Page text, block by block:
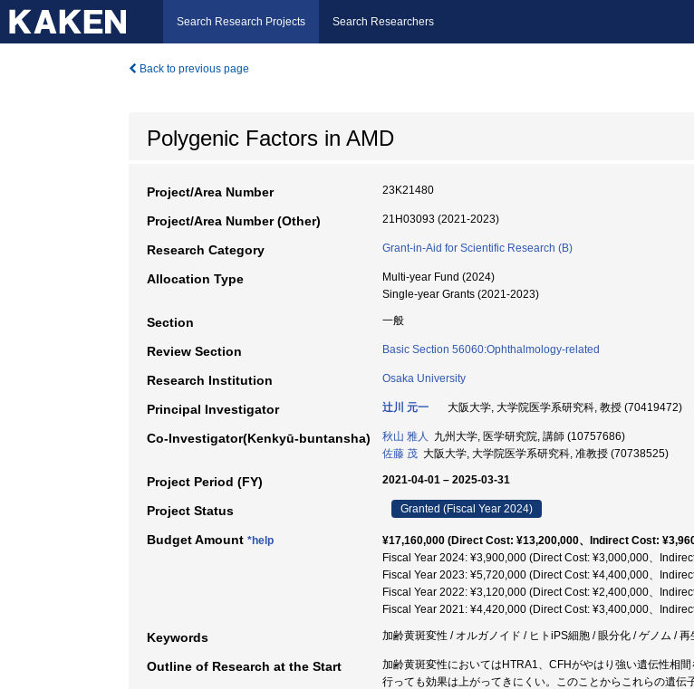
Search Research Projects Search Researchers
Back to previous page
Polygenic Factors in AMD
Project/Area Number 23K21480
Project/Area Number (Other) 21H03093 (2021-2023)
Research Category Grant-in-Aid for Scientific Research (B)
Allocation Type
Multi-year Fund (2024)
Single-year Grants (2021-2023)
Section 一般
Review Section Basic Section 56060:Ophthalmology-related
Research Institution Osaka University
Principal Investigator 辻川 元一 大阪大学, 大学院医学系研究科, 教授 (70419472)
Co-Investigator(Kenkyū-buntansha) 秋山 雅人
九州大学, 医学研究院, 講師 (10757686)
佐藤 茂 大阪大学, 大学院医学系研究科, 准教授 (70738525)
Project Period (FY) 2021-04-01 – 2025-03-31
Project Status Granted (Fiscal Year 2024)
Budget Amount *help
¥17,160,000 (Direct Cost: ¥13,200,000、Indirect Cost:
Fiscal Year 2024: ¥3,900,000 (Direct Cost: ¥3,000,000、
Fiscal Year 2023: ¥5,720,000 (Direct Cost: ¥4,400,000、
Fiscal Year 2022: ¥3,120,000 (Direct Cost: ¥2,400,000、
Fiscal Year 2021: ¥4,420,000 (Direct Cost: ¥3,400,000、
Keywords 加齢黄斑変性 / オルガノイド / ヒトiPS細胞 / 眼分化 / ゲノム /
Outline of Research at the Start
加齢黄斑変性においてはHTRA1、CFHがやはり強い遺伝性相
行っても効果は上がってきにくい。このことからこれらの遺